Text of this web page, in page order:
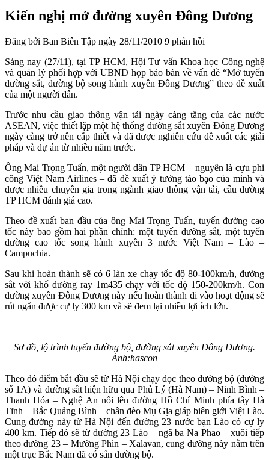
Kiến nghị mở đường xuyên Đông Dương
Đăng bởi Ban Biên Tập ngày 28/11/2010 9 phản hồi
Sáng nay (27/11), tại TP HCM, Hội Tư vấn Khoa học Công nghệ
và quản lý phối hợp với UBND họp báo bàn về vấn đề “Mở tuyến
đường sắt, đường bộ song hành xuyên Đông Dương” theo đề xuất
của một người dân.
Trước nhu cầu giao thông vận tải ngày càng tăng của các nước
ASEAN, việc thiết lập một hệ thống đường sắt xuyên Đông Dương
ngày càng trở nên cấp thiết và đã được nghiên cứu đề xuất các giải
pháp và dự án từ nhiều năm trước.
Ông Mai Trọng Tuấn, một người dân TP HCM – nguyên là cựu phi
công Việt Nam Airlines – đã đề xuất ý tưởng táo bạo của mình và
được nhiều chuyên gia trong ngành giao thông vận tải, cầu đường
TP HCM đánh giá cao.
Theo đề xuất ban đầu của ông Mai Trọng Tuấn, tuyến đường cao
tốc này bao gồm hai phần chính: một tuyến đường sắt, một tuyến
đường cao tốc song hành xuyên 3 nước Việt Nam – Lào –
Campuchia.
Sau khi hoàn thành sẽ có 6 làn xe chạy tốc độ 80-100km/h, đường
sắt với khổ đường ray 1m435 chạy với tốc độ 150-200km/h. Con
đường xuyên Đông Dương này nếu hoàn thành đi vào hoạt động sẽ
rút ngắn được cự ly 300 km và sẽ đem lại nhiều lợi ích lớn.
Sơ đồ, lộ trình tuyến đường bộ, đường sắt xuyên Đông Dương.
Ảnh:hascon
Theo đó điểm bắt đầu sẽ từ Hà Nội chạy dọc theo đường bộ (đường
số 1A) và đường sắt hiện hữu qua Phủ Lý (Hà Nam) – Ninh Bình –
Thanh Hóa – Nghệ An nối lên đường Hồ Chí Minh phía tây Hà
Tĩnh – Bắc Quảng Bình – chân đèo Mụ Gịa giáp biên giới Việt Lào.
Cung đường này từ Hà Nội đến đường 23 nước bạn Lào có cự ly
400 km. Tiếp đó sẽ từ đường 23 Lào – ngã ba Na Phao – xuôi tiếp
theo đường 23 – Mường Phìn – Xalavan, cung đường này nằm trên
một trục Bắc Nam đã có sẵn đường bộ.